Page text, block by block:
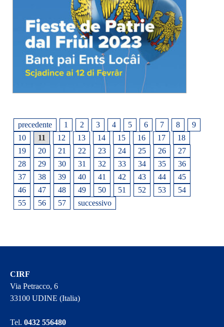
precedente 1 2 3 4 5 6 7 8
9
10
11 12 13 14 15 16 17
18
19
20 21 22 23 24 25 26
27
28
29 30 31 32 33 34 35
36
37
38 39 40 41 42 43 44
45
46
47 48 49 50 51 52 53
54
55
56 57 successivo
CIRF
Via Petracco, 6
33100 UDINE (Italia)
Tel.0432 556480